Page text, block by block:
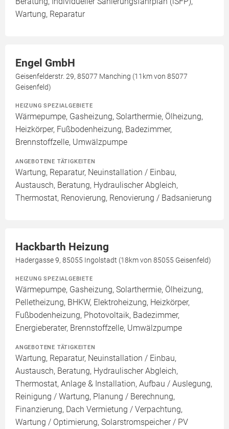
Wartung, Reparatur
Engel GmbH
Geisenfelderstr. 29, 85077 Manching (11km von 85077
Geisenfeld)
HEIZUNG SPEZIALGEBIETE
Wärmepumpe, Gasheizung, Solarthermie, Ölheizung,
Heizkörper, Fußbodenheizung, Badezimmer,
Brennstoffzelle, Umwälzpumpe
ANGEBOTENE TÄTIGKEITEN
Wartung, Reparatur, Neuinstallation / Einbau,
Austausch, Beratung, Hydraulischer Abgleich,
Thermostat, Renovierung, Renovierung / Badsanierung
Hackbarth Heizung
Hadergasse 9, 85055 Ingolstadt (18km von 85055 Geisenfeld)
HEIZUNG SPEZIALGEBIETE
Wärmepumpe, Gasheizung, Solarthermie, Ölheizung,
Pelletheizung, BHKW, Elektroheizung, Heizkörper,
Fußbodenheizung, Photovoltaik, Badezimmer,
Energieberater, Brennstoffzelle, Umwälzpumpe
ANGEBOTENE TÄTIGKEITEN
Wartung, Reparatur, Neuinstallation / Einbau,
Austausch, Beratung, Hydraulischer Abgleich,
Thermostat, Anlage & Installation, Aufbau / Auslegung,
Reinigung / Wartung, Planung / Berechnung,
Finanzierung, Dach Vermietung / Verpachtung,
Wartung / Optimierung, Solarstromspeicher / PV